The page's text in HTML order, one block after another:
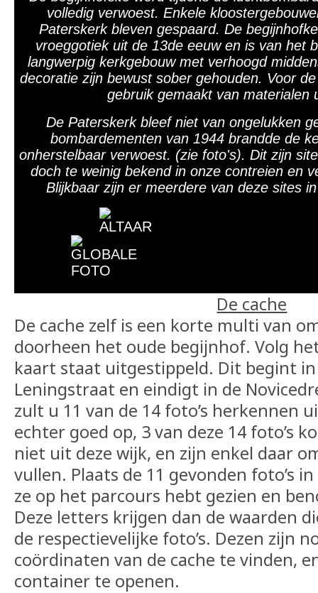
volledig verwoest. Enkele
Paterskerk bleven gespaard. De
vroeggotiek uit de 13de eeuw en is van het
langwerpig kerkgebouw met verhoogd
decoratie zijn bewust sober gehouden. Voor
gebruik gemaakt van materialen
De Paterskerk bleef niet van ongelukken
bombardementen van 1944 brandde de
onherstelbaar verwoest. (zie foto's). Dit zijn
doch te weinig bekend in onze contreien en
Blijkbaar zijn er meerdere van deze sites
De cache
De cache zelf is een korte multi van
doorheen het oude begijnhof. Volg
kaart staat uitgestippeld. Dit begint in
Leningstraat en eindigt in de
zult u 11 van de 14 foto’s herkennen
echter goed op, 3 van deze 14 foto’s
niet uit deze wijk, en zijn enkel daar
vullen. Plaats de 11 gevonden foto’s
ze op het parcours hebt gezien en
Deze letters krijgen dan de waarden
de respectievelijke foto’s. Dezen zijn
coördinaten van de cache te vinden,
container te openen.